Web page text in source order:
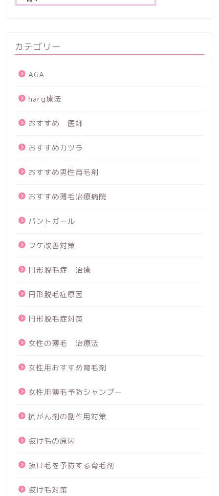
カテゴリー
AGA
harg療法
おすすめ 医師
おすすめカツラ
おすすめ男性育毛剤
おすすめ薄毛治療病院
パントガール
フケ改善対策
円形脱毛症 治療
円形脱毛症原因
円形脱毛症対策
女性の薄毛 治療法
女性用おすすめ育毛剤
女性用薄毛予防シャンプー
抗がん剤の副作用対策
抜け毛の原因
抜け毛を予防する育毛剤
抜け毛対策